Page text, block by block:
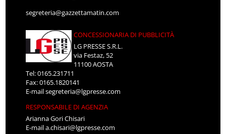
segreteria@gazzettamatin.com
CONCESSIONARIA DI PUBBLICITÀ
LG PRESSE S.R.L.
via Festaz, 52
11100 AOSTA
Tel: 0165.231711
Fax: 0165.1820141
E-mailsegreteria@lgpresse.com
RESPONSABILE DI AGENZIA
Arianna Gori Chisari
E-maila.chisari@lgpresse.com